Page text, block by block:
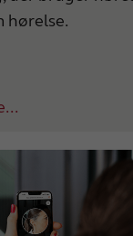
Norge
hørelse.